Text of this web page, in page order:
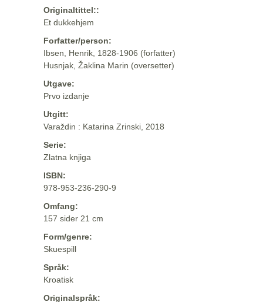
Originaltittel::
Et dukkehjem
Forfatter/person:
Ibsen, Henrik, 1828-1906 (forfatter)
Husnjak, Žaklina Marin (oversetter)
Utgave:
Prvo izdanje
Utgitt:
Varaždin : Katarina Zrinski, 2018
Serie:
Zlatna knjiga
ISBN:
978-953-236-290-9
Omfang:
157 sider 21 cm
Form/genre:
Skuespill
Språk:
Kroatisk
Originalspråk: